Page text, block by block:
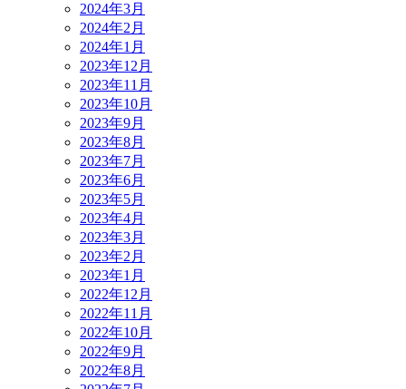
2024年3月
2024年2月
2024年1月
2023年12月
2023年11月
2023年10月
2023年9月
2023年8月
2023年7月
2023年6月
2023年5月
2023年4月
2023年3月
2023年2月
2023年1月
2022年12月
2022年11月
2022年10月
2022年9月
2022年8月